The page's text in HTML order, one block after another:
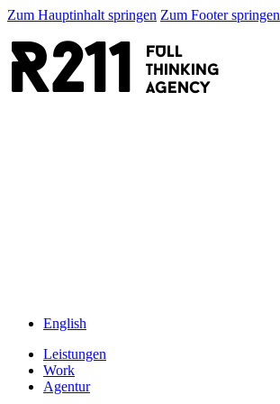
Zum Hauptinhalt springen Zum Footer springen
R211
FULL
thinking
AGENCY
English
Leistungen
Work
Agentur